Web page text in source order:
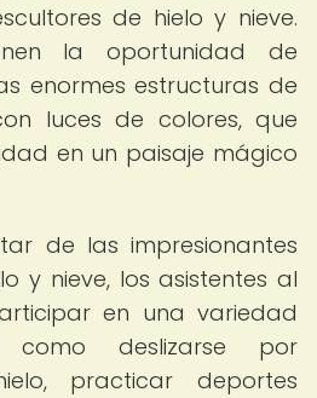
de hielo y nieve.
la oportunidad de
enormes estructuras de
luces de colores, que
en un paisaje mágico
de las impresionantes
y nieve, los asistentes al
en una variedad
como deslizarse por
practicar deportes